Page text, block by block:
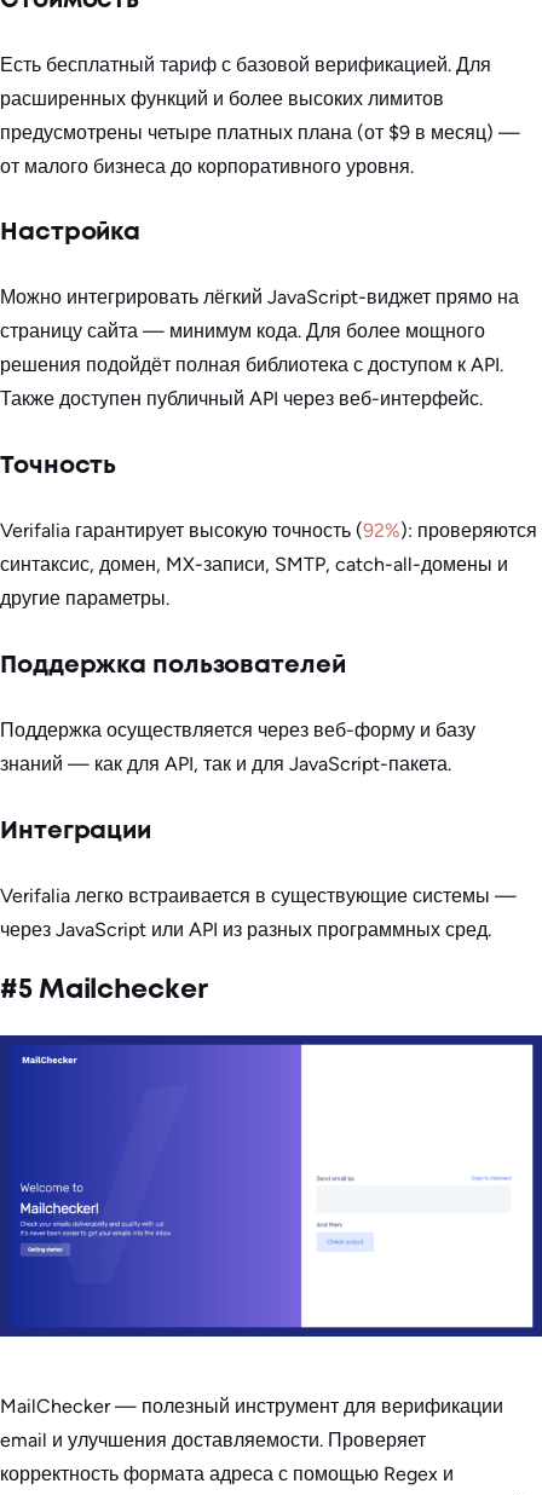
Есть бесплатный тариф с базовой верификацией. Для
расширенных функций и более высоких лимитов
предусмотрены четыре платных плана (от $9 в месяц) —
от малого бизнеса до корпоративного уровня.
Настройка
Можно интегрировать лёгкий JavaScript-виджет прямо на
страницу сайта — минимум кода. Для более мощного
решения подойдёт полная библиотека с доступом к API.
Также доступен публичный API через веб-интерфейс.
Точность
Verifalia гарантирует высокую точность (92%): проверяются
синтаксис, домен, MX-записи, SMTP, catch-all-домены и
другие параметры.
Поддержка пользователей
Поддержка осуществляется через веб-форму и базу
знаний — как для API, так и для JavaScript-пакета.
Интеграции
Verifalia легко встраивается в существующие системы —
через JavaScript или API из разных программных сред.
#5 Mailchecker
MailChecker — полезный инструмент для верификации
email и улучшения доставляемости. Проверяет
корректность формата адреса с помощью Regex и